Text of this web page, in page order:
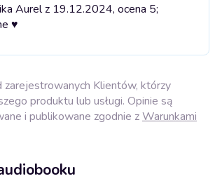
Aurel z 19.12.2024, ocena 5;
♥️
zarejestrowanych Klientów, którzy
produktu lub usługi. Opinie są
i publikowane zgodnie zWarunkami